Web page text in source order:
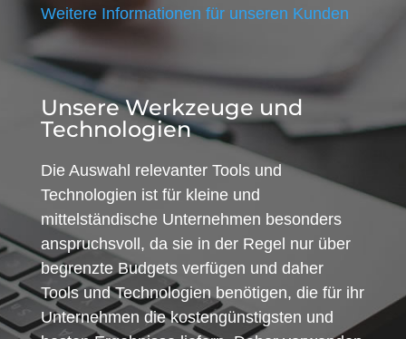
Weitere Informationen für unseren Kunden
Unsere Werkzeuge und
Technologien
Die Auswahl relevanter Tools und
Technologien ist für kleine und
mittelständische Unternehmen besonders
anspruchsvoll, da sie in der Regel nur über
begrenzte Budgets verfügen und daher
Tools und Technologien benötigen, die für ihr
Unternehmen die kostengünstigsten und